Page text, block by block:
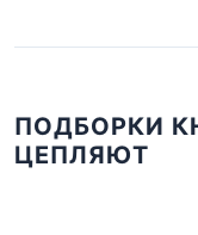
ПОДБОРКИ
ЦЕПЛЯЮТ